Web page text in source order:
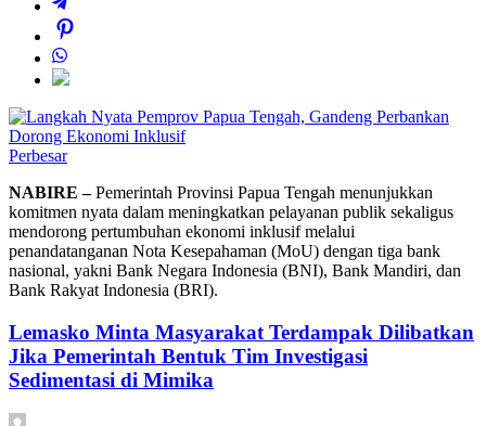
Perbesar
NABIRE –Pemerintah Provinsi Papua Tengah menunjukkan
komitmen nyata dalam meningkatkan pelayanan publik sekaligus
mendorong pertumbuhan ekonomi inklusif melalui
penandatanganan Nota Kesepahaman (MoU) dengan tiga bank
nasional, yakni Bank Negara Indonesia (BNI), Bank Mandiri, dan
Bank Rakyat Indonesia (BRI).
Lemasko Minta Masyarakat Terdampak Dilibatkan
Jika Pemerintah Bentuk Tim Investigasi
Sedimentasi di Mimika